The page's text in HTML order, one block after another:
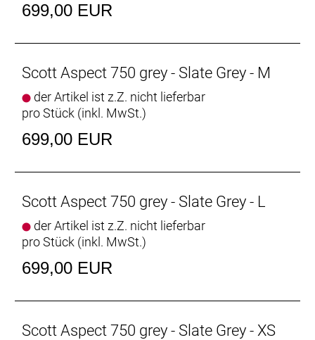
699,00 EUR
Scott Aspect 750 grey - Slate Grey - M
der Artikel ist z.Z. nicht lieferbar
pro Stück (inkl. MwSt.)
699,00 EUR
Scott Aspect 750 grey - Slate Grey - L
der Artikel ist z.Z. nicht lieferbar
pro Stück (inkl. MwSt.)
699,00 EUR
Scott Aspect 750 grey - Slate Grey - XS